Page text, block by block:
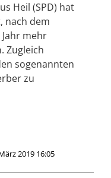
Heil (SPD) hat
nach dem
mehr
Zugleich
sogenannten
zu
2019 16:05